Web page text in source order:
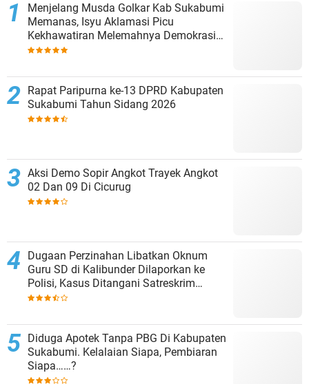
Menjelang Musda Golkar Kab Sukabumi
Memanas, Isyu Aklamasi Picu
Kekhawatiran Melemahnya Demokrasi
Internal
Rapat Paripurna ke-13 DPRD Kabupaten
Sukabumi Tahun Sidang 2026
Aksi Demo Sopir Angkot Trayek Angkot
02 Dan 09 Di Cicurug
Dugaan Perzinahan Libatkan Oknum
Guru SD di Kalibunder Dilaporkan ke
Polisi, Kasus Ditangani Satreskrim
Polres Sukabumi
Diduga Apotek Tanpa PBG Di Kabupaten
Sukabumi. Kelalaian Siapa, Pembiaran
Siapa……?